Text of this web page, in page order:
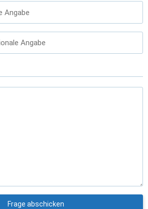
Angabe
Angabe
Frage abschicken